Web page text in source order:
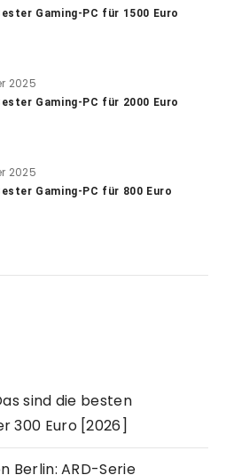
Gaming-PC für 1500 Euro
2025
Gaming-PC für 2000 Euro
2025
Gaming-PC für 800 Euro
sind die besten
300 Euro [2026]
Berlin: ARD-Serie